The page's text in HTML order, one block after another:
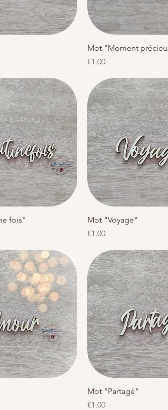
View Quick
Mot "Moment
Price
€1.00
View
fois"
Quick View
Mot "Voyage"
Price
€1.00
View Quick View
Mot "Partagé"
Price
€1.00